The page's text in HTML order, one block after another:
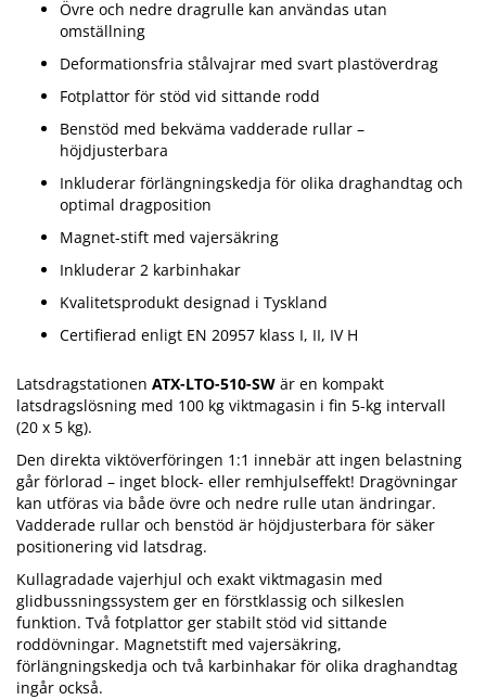
Övre och nedre dragrulle kan användas utan
omställning
Deformationsfria stålvajrar med svart plastöverdrag
Fotplattor för stöd vid sittande rodd
Benstöd med bekväma vadderade rullar –
höjdjusterbara
Inkluderar förlängningskedja för olika draghandtag och
optimal dragposition
Magnet-stift med vajersäkring
Inkluderar 2 karbinhakar
Kvalitetsprodukt designad i Tyskland
Certifierad enligt EN 20957 klass I, II, IV H
Latsdragstationen ATX-LTO-510-SW är en kompakt
latsdragslösning med 100 kg viktmagasin i fin 5-kg intervall
(20 x 5 kg).
Den direkta viktöverföringen 1:1 innebär att ingen belastning
går förlorad – inget block- eller remhjulseffekt! Dragövningar
kan utföras via både övre och nedre rulle utan ändringar.
Vadderade rullar och benstöd är höjdjusterbara för säker
positionering vid latsdrag.
Kullagradade vajerhjul och exakt viktmagasin med
glidbussningssystem ger en förstklassig och silkeslen
funktion. Två fotplattor ger stabilt stöd vid sittande
roddövningar. Magnetstift med vajersäkring,
förlängningskedja och två karbinhakar för olika draghandtag
ingår också.